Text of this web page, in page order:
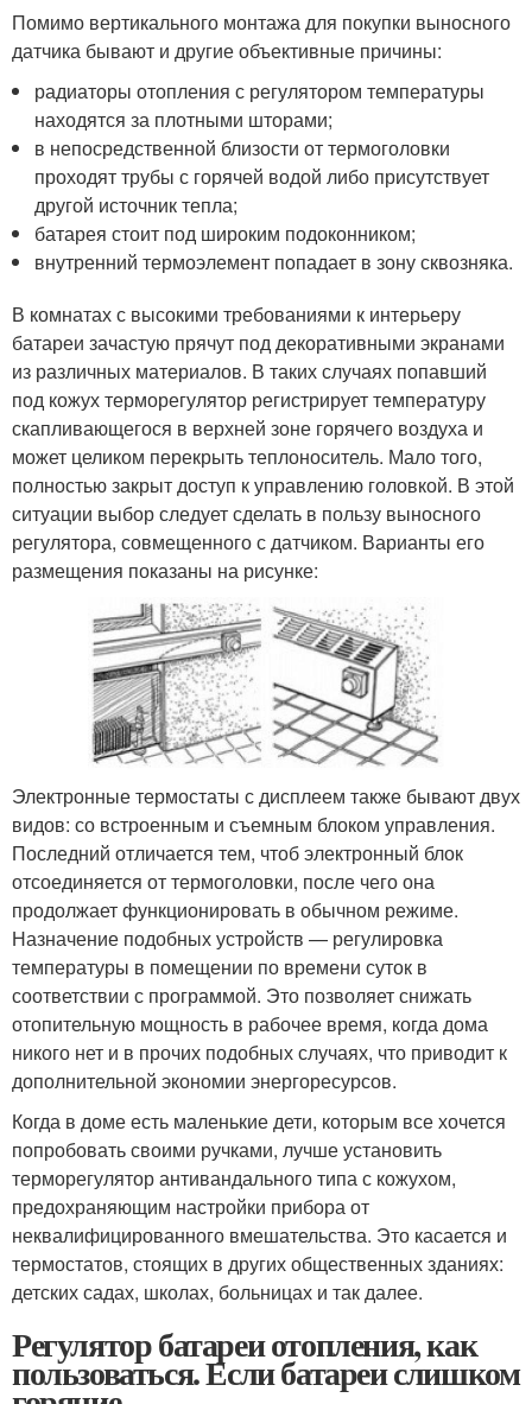
Помимо вертикального монтажа для покупки выносного
датчика бывают и другие объективные причины:
радиаторы отопления с регулятором температуры
находятся за плотными шторами;
в непосредственной близости от термоголовки
проходят трубы с горячей водой либо присутствует
другой источник тепла;
батарея стоит под широким подоконником;
внутренний термоэлемент попадает в зону сквозняка.
В комнатах с высокими требованиями к интерьеру
батареи зачастую прячут под декоративными экранами
из различных материалов. В таких случаях попавший
под кожух терморегулятор регистрирует температуру
скапливающегося в верхней зоне горячего воздуха и
может целиком перекрыть теплоноситель. Мало того,
полностью закрыт доступ к управлению головкой. В этой
ситуации выбор следует сделать в пользу выносного
регулятора, совмещенного с датчиком. Варианты его
размещения показаны на рисунке:
Электронные термостаты с дисплеем также бывают двух
видов: со встроенным и съемным блоком управления.
Последний отличается тем, чтоб электронный блок
отсоединяется от термоголовки, после чего она
продолжает функционировать в обычном режиме.
Назначение подобных устройств — регулировка
температуры в помещении по времени суток в
соответствии с программой. Это позволяет снижать
отопительную мощность в рабочее время, когда дома
никого нет и в прочих подобных случаях, что приводит к
дополнительной экономии энергоресурсов.
Когда в доме есть маленькие дети, которым все хочется
попробовать своими ручками, лучше установить
терморегулятор антивандального типа с кожухом,
предохраняющим настройки прибора от
неквалифицированного вмешательства. Это касается и
термостатов, стоящих в других общественных зданиях:
детских садах, школах, больницах и так далее.
Регулятор батареи отопления, как
пользоваться. Если батареи слишком